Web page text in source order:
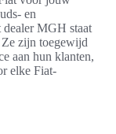
en
dealer MGH staat
zijn toegewijd
aan hun klanten,
elke Fiat-